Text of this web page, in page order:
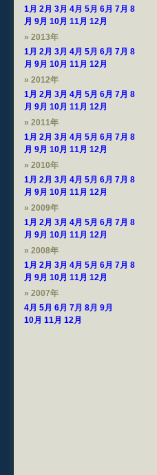
1月 2月 3月 4月 5月 6月 7月 8
月 9月 10月 11月 12月
» 2013年
1月 2月 3月 4月 5月 6月 7月 8
月 9月 10月 11月 12月
» 2012年
1月 2月 3月 4月 5月 6月 7月 8
月 9月 10月 11月 12月
» 2011年
1月 2月 3月 4月 5月 6月 7月 8
月 9月 10月 11月 12月
» 2010年
1月 2月 3月 4月 5月 6月 7月 8
月 9月 10月 11月 12月
» 2009年
1月 2月 3月 4月 5月 6月 7月 8
月 9月 10月 11月 12月
» 2008年
1月 2月 3月 4月 5月 6月 7月 8
月 9月 10月 11月 12月
» 2007年
4月 5月 6月 7月 8月 9月
10月 11月 12月